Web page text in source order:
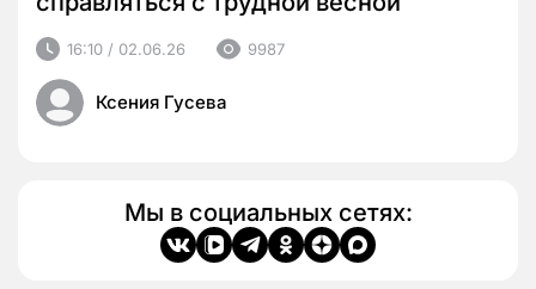
16:10 / 02.06.26 9987
Ксения Гусева
Мы в социальных сетях: